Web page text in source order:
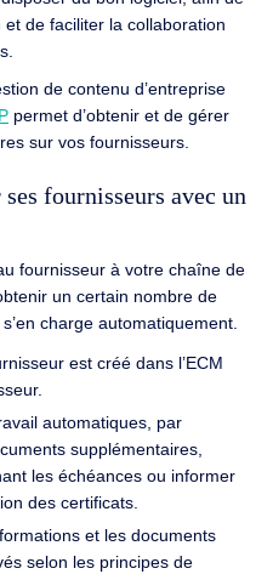
de faciliter la collaboration
de contenu d’entreprise
permet d’obtenir et de gérer
sur vos fournisseurs.
fournisseurs avec un
fournisseur à votre chaîne de
un certain nombre de
charge automatiquement.
est créé dans l’ECM
automatiques, par
supplémentaires,
les échéances ou informer
des certificats.
et les documents
selon les principes de